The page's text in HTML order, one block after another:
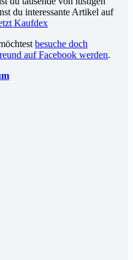
du interessante Artikel auf
Kaufdex
besuche doch
auf Facebook werden.